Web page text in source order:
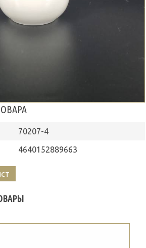
70207-4
4640152889663